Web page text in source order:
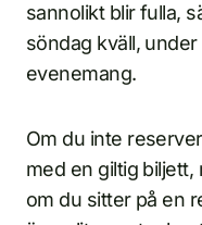
sannolikt blir fulla,
söndag kväll,
evenemang.
Om du inte
med en giltig
om du sitter på en